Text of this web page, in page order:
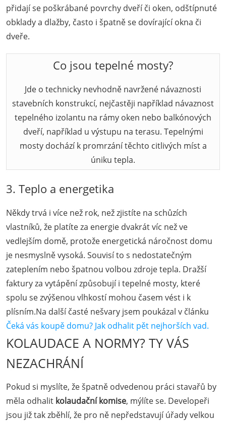
přidají se poškrábané povrchy dveří či oken, odštípnuté
obklady a dlažby, často i špatně se dovírající okna či
dveře.
Co jsou tepelné mosty?
Jde o technicky nevhodně navržené návaznosti
stavebních konstrukcí, nejčastěji například návaznost
tepelného izolantu na rámy oken nebo balkónových
dveří, například u výstupu na terasu. Tepelnými
mosty dochází k promrzání těchto citlivých míst a
úniku tepla.
3. Teplo a energetika
Někdy trvá i více než rok, než zjistíte na schůzích
vlastníků, že platíte za energie dvakrát víc než ve
vedlejším domě, protože energetická náročnost domu
je nesmyslně vysoká. Souvisí to s nedostatečným
zateplením nebo špatnou volbou zdroje tepla. Dražší
faktury za vytápění způsobují i tepelné mosty, které
spolu se zvýšenou vlhkostí mohou časem vést i k
plísním.Na další časté nešvary jsem poukázal v článku
Čeká vás koupě domu? Jak odhalit pět nejhorších vad.
KOLAUDACE A NORMY? TY VÁS
NEZACHRÁNÍ
Pokud si myslíte, že špatně odvedenou práci stavařů by
měla odhalit kolaudační komise, mýlíte se. Developeři
jsou již tak zběhlí, že pro ně nepředstavují úřady velkou